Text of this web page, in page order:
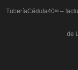
TuberíaCédula40ᵉᶜ –
de